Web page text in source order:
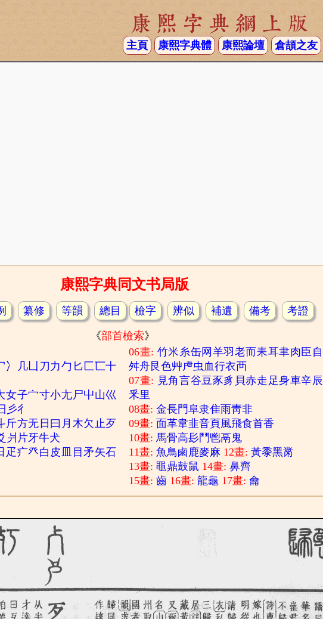
康熙字典網上版
主頁 康熙字典體 康熙論壇 倉頡之友
康熙字典同文书局版
纂修 等韻 總目 檢字 辨似 補遺 備考 考證
《部首檢索》
冫 几凵 刀 力勹 匕 匚匸十
女子宀寸小尢尸屮山巛
彡彳
斤方无 日 曰 月 木欠止歹
爿 片牙牛犬
疋疒癶白 皮 目矛矢石
06畫: 竹米 糸缶网 羊羽老而耒耳聿肉臣 自
舛舟艮色艸虍虫血行衣襾
07畫: 見角言谷豆豕豸 貝赤走 足身車辛辰
釆里
08畫:金長門阜隶隹雨靑非
09畫: 面革韋韭音頁風飛食首香
10畫:馬骨高髟 鬥鬯鬲 鬼
11畫:魚鳥鹵鹿麥麻 12畫:黃黍黑黹
13畫:黽鼎鼓鼠 14畫:鼻齊
15畫:齒 16畫:龍龜 17畫:龠